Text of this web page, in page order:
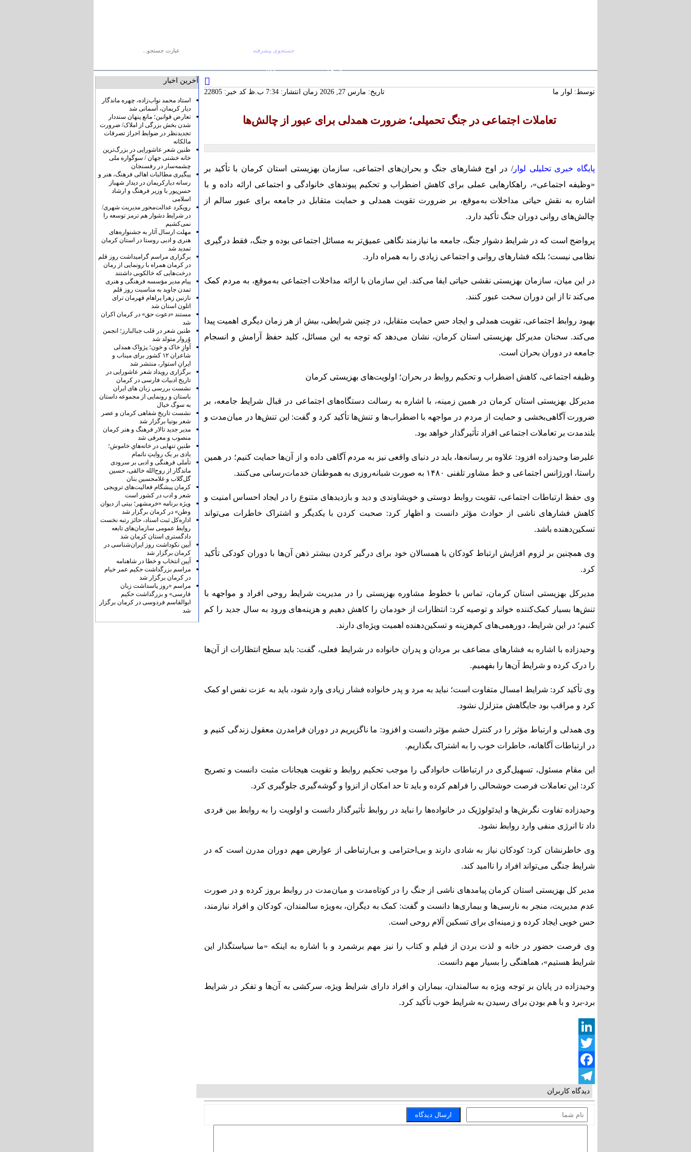
کریمان، آسمانی شد
در ضوابط احراز تصرفات مالکانه
طنین شعر عاشورایی در بزرگ‌ترین خانه
جستجوی پیشرفته
RSS
۱۴۰۵
توسط: لوار ما تاریخ: مارس 27, 2026 زمان انتشار: 7:34 ب.ظ کد خبر: 22805
تعاملات اجتماعی در جنگ تحمیلی؛ ضرورت همدلی برای عبور از چالش‌ها
پایگاه خبری تحلیلی لوار/ در اوج فشارهای جنگ و بحران‌های اجتماعی، سازمان بهزیستی استان کرمان با تأکید بر
«وظیفه اجتماعی»، راهکارهایی عملی برای کاهش اضطراب و تحکیم پیوندهای خانوادگی و اجتماعی ارائه داده و با
اشاره به نقش حیاتی مداخلات به‌موقع، بر ضرورت تقویت همدلی و حمایت متقابل در جامعه برای عبور سالم از
چالش‌های روانی دوران جنگ تأکید دارد.
پرواضح است که در شرایط دشوار جنگ، جامعه‌ ما نیازمند نگاهی عمیق‌تر به مسائل اجتماعی بوده و جنگ، فقط درگیری
نظامی نیست؛ بلکه فشارهای روانی و اجتماعی زیادی را به همراه دارد.
در این میان، سازمان بهزیستی نقشی حیاتی ایفا می‌کند. این سازمان با ارائه‌ مداخلات اجتماعی به‌موقع، به مردم کمک
می‌کند تا از این دوران سخت عبور کنند.
بهبود روابط اجتماعی، تقویت همدلی و ایجاد حس حمایت متقابل، در چنین شرایطی، بیش از هر زمان دیگری اهمیت پیدا
می‌کند. سخنان مدیرکل بهزیستی استان کرمان، نشان می‌دهد که توجه به این مسائل، کلید حفظ آرامش و انسجام
جامعه در دوران بحران است.
وظیفه اجتماعی، کاهش اضطراب و تحکیم روابط در بحران؛ اولویت‌های بهزیستی کرمان
مدیرکل بهزیستی استان کرمان در همین زمینه، با اشاره به رسالت دستگاه‌های اجتماعی در قبال شرایط جامعه، بر
ضرورت آگاهی‌بخشی و حمایت از مردم در مواجهه با اضطراب‌ها و تنش‌ها تأکید کرد و گفت: این تنش‌ها در میان‌مدت و
بلندمدت بر تعاملات اجتماعی افراد تأثیرگذار خواهد بود.
علیرضا وحیدزاده افزود: علاوه بر رسانه‌ها، باید در دنیای واقعی نیز به مردم آگاهی داده و از آن‌ها حمایت کنیم؛ در همین
راستا، اورژانس اجتماعی و خط مشاور تلفنی ۱۴۸۰ به صورت شبانه‌روزی به هموطنان خدمات‌رسانی می‌کنند.
وی حفظ ارتباطات اجتماعی، تقویت روابط دوستی و خویشاوندی و دید و بازدیدهای متنوع را در ایجاد احساس امنیت و
کاهش فشارهای ناشی از حوادث مؤثر دانست و اظهار کرد: صحبت کردن با یکدیگر و اشتراک خاطرات می‌تواند
تسکین‌دهنده باشد.
وی همچنین بر لزوم افزایش ارتباط کودکان با همسالان خود برای درگیر کردن بیشتر ذهن آن‌ها با دوران کودکی تأکید
کرد.
مدیرکل بهزیستی استان کرمان، تماس با خطوط مشاوره بهزیستی را در مدیریت شرایط روحی افراد و مواجهه با
تنش‌ها بسیار کمک‌کننده خواند و توصیه کرد: انتظارات از خودمان را کاهش دهیم و هزینه‌های ورود به سال جدید را کم
کنیم؛ در این شرایط، دورهمی‌های کم‌هزینه و تسکین‌دهنده اهمیت ویژه‌ای دارند.
وحیدزاده با اشاره به فشارهای مضاعف بر مردان و پدران خانواده در شرایط فعلی، گفت: باید سطح انتظارات از آن‌ها
را درک کرده و شرایط‌ آن‌ها را بفهمیم.
وی تأکید کرد: شرایط امسال متفاوت است؛ نباید به مرد و پدر خانواده فشار زیادی وارد شود، باید به عزت نفس او کمک
کرد و مراقب بود جایگاهش متزلزل نشود.
وی همدلی و ارتباط مؤثر را در کنترل خشم مؤثر دانست و افزود: ما ناگزیریم در دوران فرامدرن معقول زندگی کنیم و
در ارتباطات آگاهانه، خاطرات خوب را به اشتراک بگذاریم.
این مقام مسئول، تسهیل‌گری در ارتباطات خانوادگی را موجب تحکیم روابط و تقویت هیجانات مثبت دانست و تصریح
کرد: این تعاملات فرصت خوشحالی را فراهم کرده و باید تا حد امکان از انزوا و گوشه‌گیری جلوگیری کرد.
وحیدزاده تفاوت نگرش‌ها و ایدئولوژیک در خانواده‌ها را نباید در روابط تأثیرگذار دانست و اولویت را به روابط بین فردی
داد تا انرژی منفی وارد روابط نشود.
وی خاطرنشان کرد: کودکان نیاز به شادی دارند و بی‌احترامی و بی‌ارتباطی از عوارض مهم دوران مدرن است که در
شرایط جنگی می‌تواند افراد را ناامید کند.
مدیر کل بهزیستی استان کرمان پیامدهای ناشی از جنگ را در کوتاه‌مدت و میان‌مدت در روابط بروز کرده و در صورت
عدم مدیریت، منجر به نارسی‌ها و بیماری‌ها دانست و گفت: کمک به دیگران، به‌ویژه سالمندان، کودکان و افراد نیازمند،
حس خوبی ایجاد کرده و زمینه‌ای برای تسکین آلام روحی است.
وی فرصت حضور در خانه و لذت بردن از فیلم و کتاب را نیز مهم برشمرد و با اشاره به اینکه «ما سیاستگذار این
شرایط هستیم»، هماهنگی را بسیار مهم دانست.
وحیدزاده در پایان بر توجه ویژه به سالمندان، بیماران و افراد دارای شرایط ویژه، سرکشی به آن‌ها و تفکر در شرایط
برد-برد و با هم بودن‌ برای رسیدن‌ به شرایط خوب تأکید کرد.
LinkedIn
Twitter
Facebook
Telegram
دیدگاه کاربران
آخرین اخبار
استاد محمد نواب‌زاده، چهره ماندگار
دیار کریمان، آسمانی شد
تعارض قوانین؛ مانع پنهان سنددار
شدن بخش بزرگی از املاک/ ضرورت
تجدیدنظر در ضوابط احراز تصرفات
مالکانه
طنین شعر عاشورایی در بزرگ‌ترین
خانه خشتی جهان / سوگواره ملی
چشمه‌سار در رفسنجان
پیگیری مطالبات اهالی فرهنگ، هنر و
رسانه دیارکریمان در دیدار شهباز
حسن‌پور با وزیر فرهنگ و ارشاد
اسلامی
رویکرد عدالت‌محور مدیریت شهری/
در شرایط دشوار هم ترمز توسعه را
نمی‌کشیم
مهلت ارسال آثار به جشنواره‌های
هنری و ادبی روستا در استان کرمان
تمدید شد
برگزاری مراسم گرامیداشت روز قلم
در کرمان همراه با رونمایی از رمان
درخت‌هایی که خالکوبی داشتند
پیام مدیر مؤسسه فرهنگی و هنری
تمدن جاوید به مناسبت روز قلم
نازنین زهرا پراهام قهرمان ترای
اتلون استان شد
مستند «دعوت حق» در کرمان اکران
شد
طنین شعر در قلب جبالبارز؛ انجمن
وُروار متولد شد
آوازِ خاک و خون؛ پژواک همدلی
شاعران ۱۲ کشور برای میناب و
ایرانِ استوار، منتشر شد
برگزاری رویداد شعر عاشورایی در
تاریخ ادبیات فارسی در کرمان
نشست بررسی زبان های ایران
باستان و رونمایی از مجموعه داستان
به سوگ خیال
نشست تاریخ شفاهی کرمان و عصر
شعر بوتیا برگزار شد
مدیر جدید تالار فرهنگ و هنر کرمان
منصوب و معرفی شد
طنینِ تنهایی در خانه‌هایِ خاموش؛
یادی بر یک روایتِ ناتمام
تأملی فرهنگی و ادبی بر سرودی
ماندگار از روح‌الله خالقی، حسین
گل‌گلاب و غلامحسین بنان
کرمان پیشگام فعالیت‌های ترویجی
شعر و ادب در کشور است
ویژه برنامه «خرمشهر؛ بیتی از دیوان
وطن» در کرمان برگزار شد
اداره‌کل ثبت اسناد، حائز رتبه نخست
روابط عمومی سازمان‌های تابعه
دادگستری استان کرمان شد
آیین نکوداشت روز ایران‌شناسی در
کرمان برگزار شد
آیین انتخاب و خطا در شاهنامه
مراسم بزرگداشت حکیم عمر خیام
در کرمان برگزار شد
مراسم «روز پاسداشت زبان
فارسی» و بزرگداشت حکیم
ابوالقاسم فردوسی در کرمان برگزار
شد